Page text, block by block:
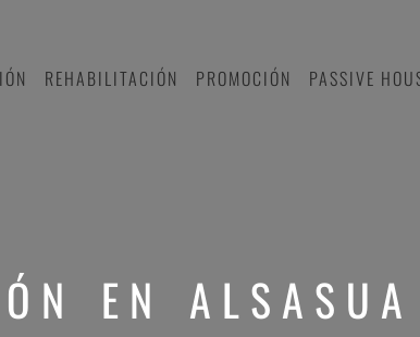
REHABILITACIÓN PROMOCIÓN PASSIVE
EN ALSASUA